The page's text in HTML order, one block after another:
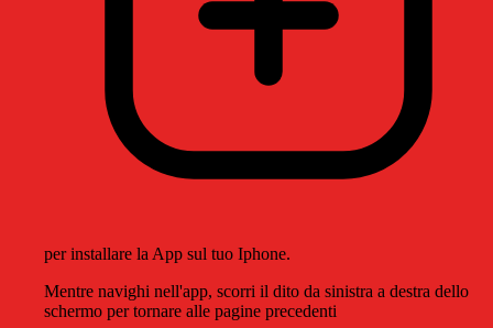
per installare la App sul tuo Iphone.
Mentre navighi nell'app, scorri il dito da sinistra a destra dello
schermo per tornare alle pagine precedenti